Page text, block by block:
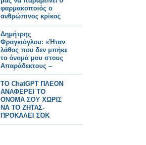
φαρμακοποιός ο
ανθρώπινος κρίκος
σε ένα ολοένα πιο
ψηφιακό σύστημα
υγείας
Δημήτρης
Φραγκιόγλου: «Ήταν
λάθος που δεν μπήκε
το όνομά μου στους
Απαράδεκτους –
Μετάνιωσα»
ΤΟ ChatGPT ΠΛΕΟΝ
ΑΝΑΦΕΡΕΙ ΤΟ
ΟΝΟΜΑ ΣΟΥ ΧΩΡΙΣ
ΝΑ ΤΟ ΖΗΤΑΣ-
ΠΡΟΚΑΛΕΙ ΣΟΚ